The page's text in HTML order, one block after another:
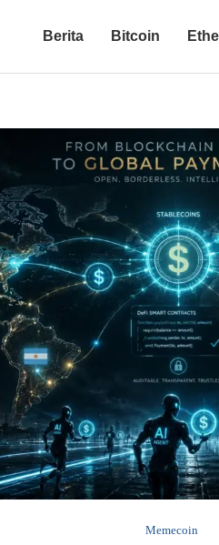
Berita Bitcoin
Memecoin